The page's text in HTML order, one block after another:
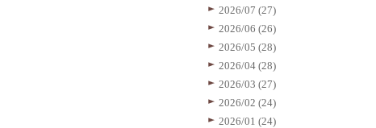
2026/07 (27)
2026/06 (26)
2026/05 (28)
2026/04 (28)
2026/03 (27)
2026/02 (24)
2026/01 (24)